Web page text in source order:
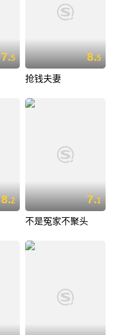
7.5 8.5
抢钱夫妻
8.2 7.1
不是冤家不聚头